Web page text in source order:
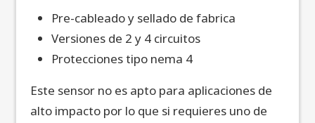
Pre-cableado y sellado de fabrica
Versiones de 2 y 4 circuitos
Protecciones tipo nema 4
Este sensor no es apto para aplicaciones de
alto impacto por lo que si requieres uno de